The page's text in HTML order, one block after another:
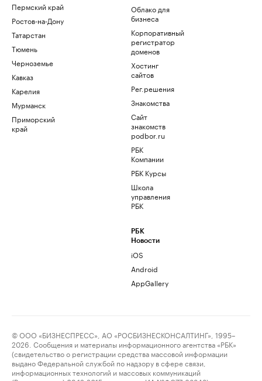
Пермский край
Ростов-на-Дону
Татарстан
Тюмень
Черноземье
Кавказ
Карелия
Мурманск
Приморский
край
Облако для
бизнеса
Корпоративный
регистратор
доменов
Хостинг
сайтов
Рег.решения
Знакомства
Сайт
знакомств
podbor.ru
РБК
Компании
РБК Курсы
Школа
управления
РБК
РБК
Новости
iOS
Android
AppGallery
© ООО «БИЗНЕСПРЕСС», АО «РОСБИЗНЕСКОНСАЛТИНГ», 1995–
2026. Сообщения и материалы информационного агентства «РБК»
(свидетельство о регистрации средства массовой информации
выдано Федеральной службой по надзору в сфере связи,
информационных технологий и массовых коммуникаций